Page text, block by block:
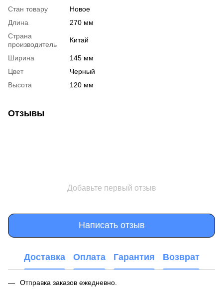
Стан товару
Новое
Длина
270 мм
Страна
производитель
Китай
Ширина
145 мм
Цвет
Черный
Высота
120 мм
Отзывы
Добавьте первый отзыв
Написать отзыв
Доставка Оплата Гарантия Возврат
Отправка заказов ежедневно.